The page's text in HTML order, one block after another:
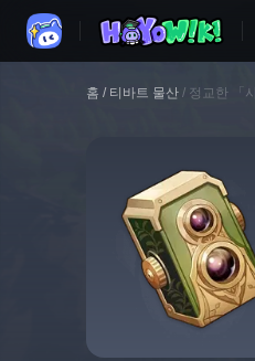
홈 / 티바트 물산 / 정교한 「